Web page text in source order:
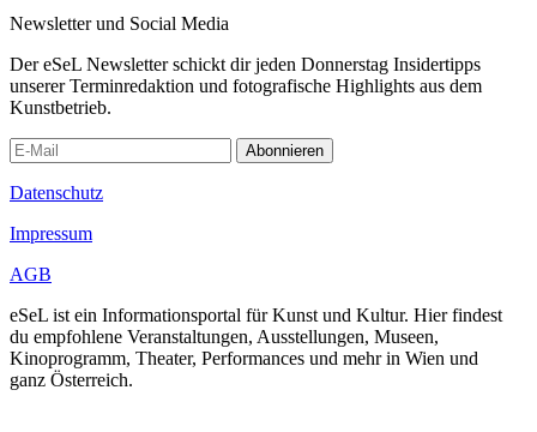
Newsletter und Social Media
Der eSeL Newsletter schickt dir jeden Donnerstag Insidertipps
unserer Terminredaktion und fotografische Highlights aus dem
Kunstbetrieb.
Abonnieren
Datenschutz
Impressum
AGB
eSeL ist ein Informationsportal für Kunst und Kultur. Hier findest
du empfohlene Veranstaltungen, Ausstellungen, Museen,
Kinoprogramm, Theater, Performances und mehr in Wien und
ganz Österreich.